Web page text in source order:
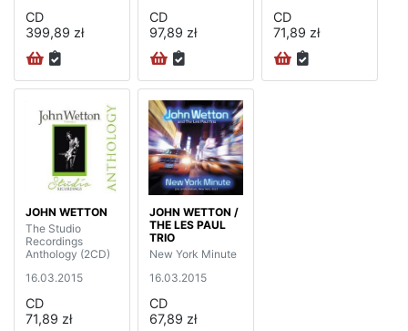
CD
399,89 zł
CD
97,89 zł
CD
71,89 zł
JOHN WETTON
The Studio
Recordings
Anthology (2CD)
16.03.2015
CD
71,89 zł
JOHN WETTON /
THE LES PAUL
TRIO
New York Minute
16.03.2015
CD
67,89 zł